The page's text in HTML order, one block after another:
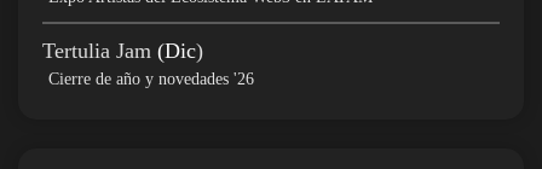
Tertulia Jam (Dic)
Cierre de año y novedades '26